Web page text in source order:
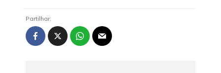
Partilhar: